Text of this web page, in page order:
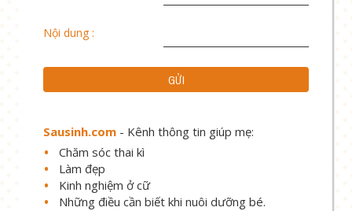
Nội dung :
Sausinh.com - Kênh thông tin giúp mẹ:
Chăm sóc thai kì
Làm đẹp
Kinh nghiệm ở cữ
Những điều cần biết khi nuôi dưỡng bé.